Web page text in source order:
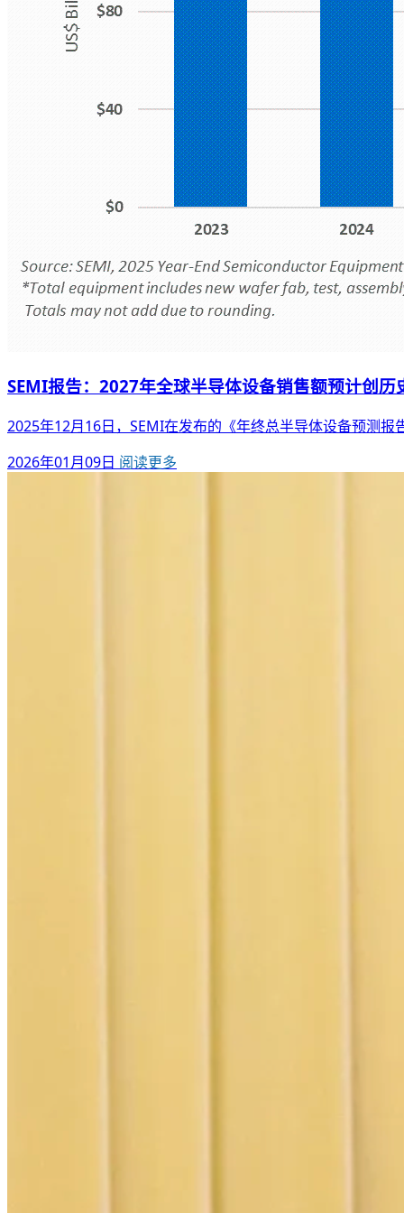
SEMI报告：2027年全球半导体设备销售额预计创
2025年12月16日，SEMI在发布的《年终总半导体设备预测
2026年01月09日 阅读更多